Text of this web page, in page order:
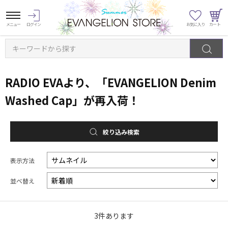
キーワードから探す
RADIO EVAより、「EVANGELION Denim
Washed Cap」が再入荷！
絞り込み検索
表示方法
並べ替え
3件あります